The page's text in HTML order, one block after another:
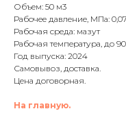
Объем: 50 м3
Рабочее давление, МПа:
Рабочая среда: мазут
Рабочая температура, до
Год выпуска: 2024
Самовывоз, доставка.
Цена договорная.
На главную.